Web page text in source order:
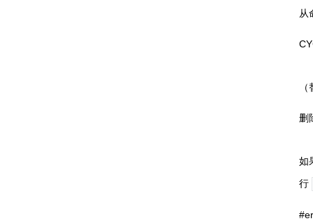
从
删
如
行